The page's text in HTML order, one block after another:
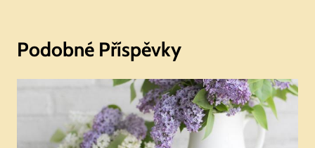
Podobné Příspěvky